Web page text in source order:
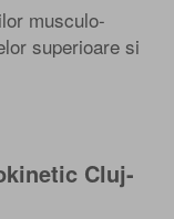
musculo-
superioare si
Cluj-